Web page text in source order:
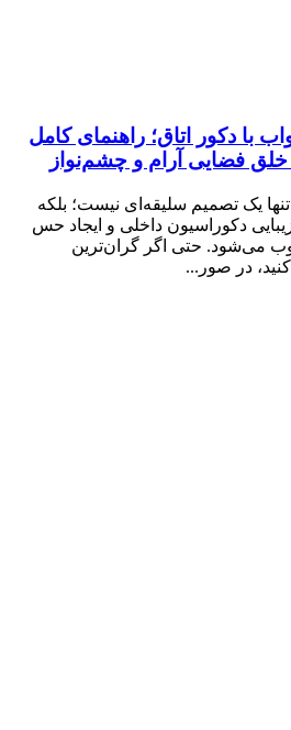
دکور اتاق؛ راهنمای کامل
فضایی آرام و چشم‌نواز
یک تصمیم سلیقه‌ای نیست؛ بلکه
دکوراسیون داخلی و ایجاد حس
می‌شود. حتی اگر گران‌ترین
در صور...